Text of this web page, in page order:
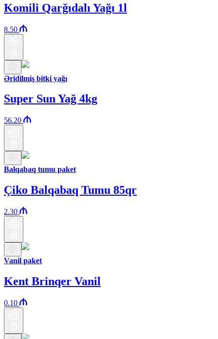
Komili Qarğıdalı Yağı 1l
8.50
Əridilmiş bitki yağı
Super Sun Yağ 4kg
56.20
Balqabaq tumu paket
Çiko Balqabaq Tumu 85qr
2.30
Vanil paket
Kent Brinqer Vanil
0.10